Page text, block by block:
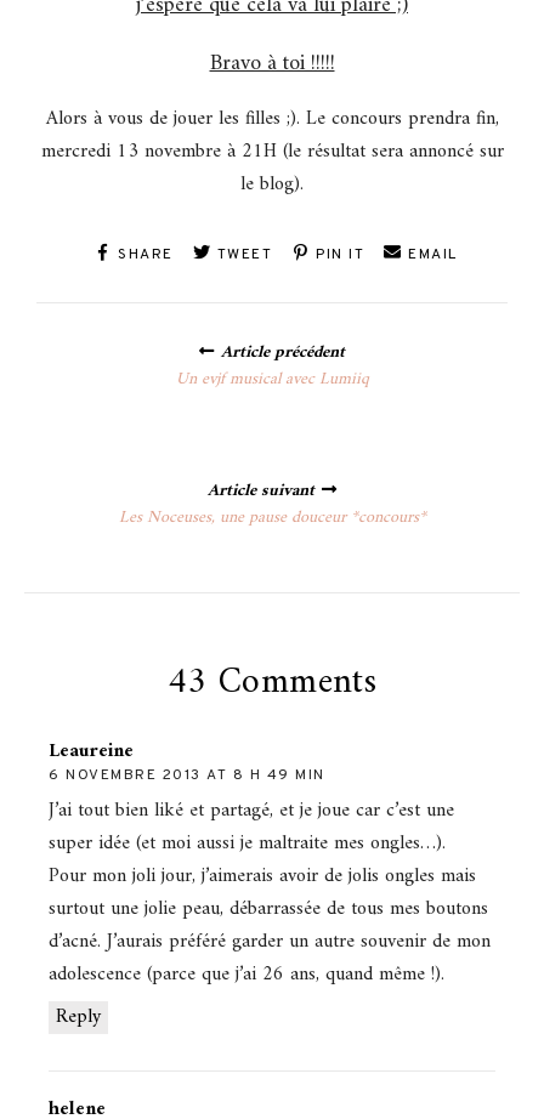
Bravo à toi !!!!!
Alors à vous de jouer les filles ;). Le concours prendra fin,
mercredi 13 novembre à 21H (le résultat sera annoncé sur
le blog).
SHARE TWEET PIN IT EMAIL
Article précédent
Un evjf musical avec Lumiiq
Article suivant
Les Noceuses, une pause douceur *concours*
43 Comments
Leaureine
6 NOVEMBRE 2013 AT 8 H 49 MIN
Reply
J’ai tout bien liké et partagé, et je joue car c’est une
super idée (et moi aussi je maltraite mes ongles…).
Pour mon joli jour, j’aimerais avoir de jolis ongles mais
surtout une jolie peau, débarrassée de tous mes boutons
d’acné. J’aurais préféré garder un autre souvenir de mon
adolescence (parce que j’ai 26 ans, quand même !).
helene